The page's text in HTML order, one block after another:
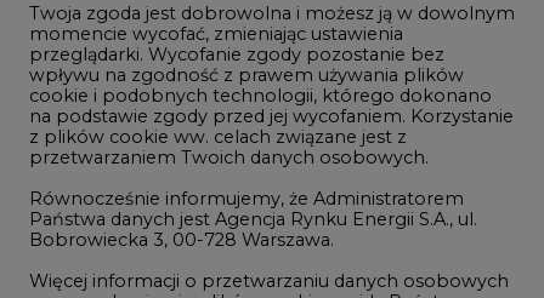
Atom
Fotowoltaika
Offshore wind
Zielone samorządy
Zielona gospodarka
Twoja zgoda jest dobrowolna i możesz ją w dowolnym
momencie wycofać, zmieniając ustawienia
przeglądarki. Wycofanie zgody pozostanie bez
wpływu na zgodność z prawem używania plików
cookie i podobnych technologii, którego dokonano
na podstawie zgody przed jej wycofaniem. Korzystanie
z plików cookie ww. celach związane jest z
przetwarzaniem Twoich danych osobowych.
Równocześnie informujemy, że Administratorem
Państwa danych jest Agencja Rynku Energii S.A., ul.
Bobrowiecka 3, 00-728 Warszawa.
Więcej informacji o przetwarzaniu danych osobowych